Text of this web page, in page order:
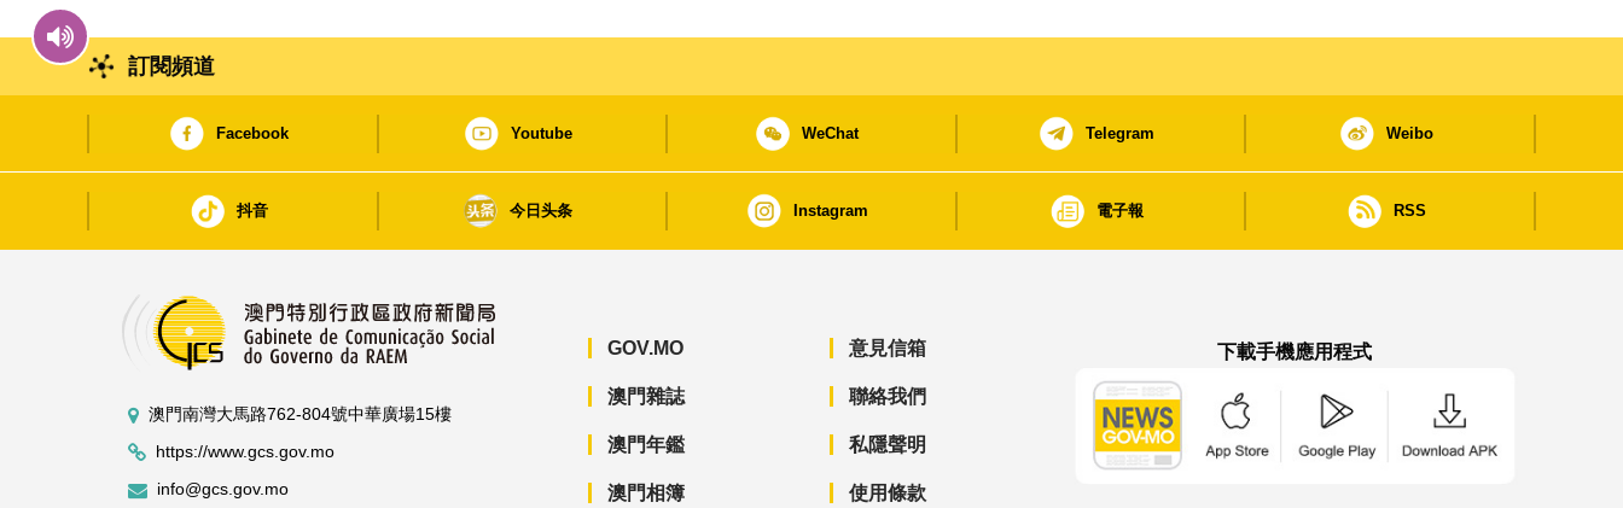
訂閱頻道
Facebook Youtube WeChat Telegram Weibo
抖音 今日头条 Instagram 電子報 RSS
澳門南灣大馬路762-804號中華廣場15樓
https://www.gcs.gov.mo
info@gcs.gov.mo
GOV.MO
澳門雜誌
澳門年鑑
澳門相簿
意見信箱
聯絡我們
私隱聲明
使用條款
下載手機應用程式